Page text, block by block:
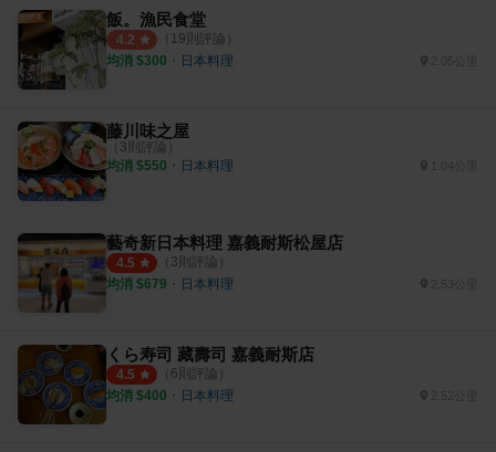
飯。漁民食堂
4.2 （ 19則評論）
均消 $300 ・ 日本料理 2.05公里
藤川味之屋
（ 3則評論）
均消 $550 ・ 日本料理 1.04公里
藝奇新日本料理 嘉義耐斯松屋店
4.5 （ 3則評論）
均消 $679 ・ 日本料理 2.53公里
くら寿司 藏壽司 嘉義耐斯店
4.5 （ 6則評論）
均消 $400 ・ 日本料理 2.52公里